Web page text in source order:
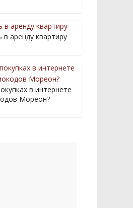
в аренду квартиру
в интернете
Мореон?